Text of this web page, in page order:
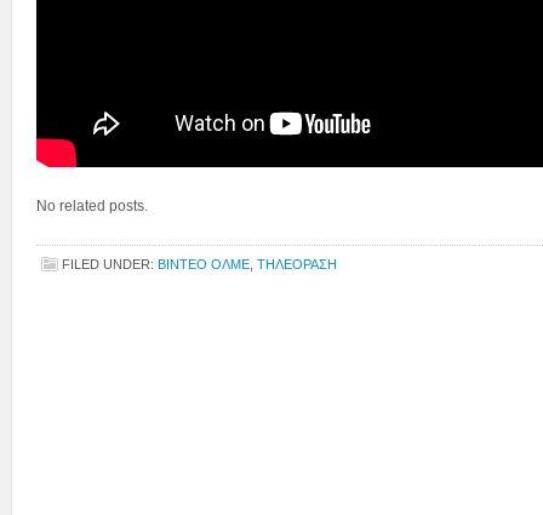
No related posts.
FILED UNDER: ΒΙΝΤΕΟ ΟΛΜΕ ΤΗΛΕΟΡΑΣΗ